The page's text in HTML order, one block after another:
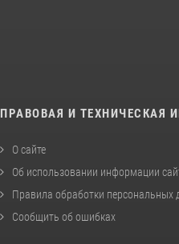
ПРАВОВАЯ И ТЕХНИЧЕСКАЯ
О сайте
Об использовании информации
Правила обработки персональных
Сообщить об ошибках